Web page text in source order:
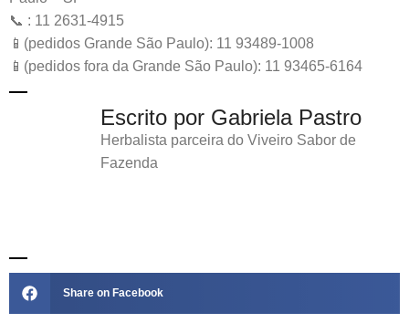
📞 : 11 2631-4915
📱(pedidos Grande São Paulo): 11 93489-1008
📱(pedidos fora da Grande São Paulo): 11 93465-6164
Escrito por Gabriela Pastro
Herbalista parceira do Viveiro Sabor de
Fazenda
Share on Facebook